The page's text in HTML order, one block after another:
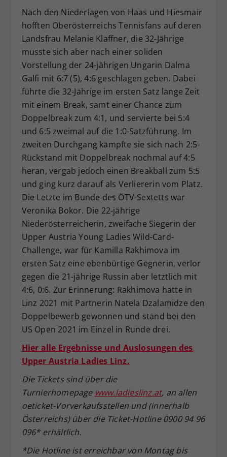
Nach den Niederlagen von Haas und Hiesmair
hofften Oberösterreichs Tennisfans auf deren
Landsfrau Melanie Klaffner, die 32-Jährige
musste sich aber nach einer soliden
Vorstellung der 24-jährigen Ungarin Dalma
Galfi mit 6:7 (5), 4:6 geschlagen geben. Dabei
führte die 32-Jährige im ersten Satz lange Zeit
mit einem Break, samt einer Chance zum
Doppelbreak zum 4:1, und servierte bei 5:4
und 6:5 zweimal auf die 1:0-Satzführung. Im
zweiten Durchgang kämpfte sie sich nach 2:5-
Rückstand mit Doppelbreak nochmal auf 4:5
heran, vergab jedoch einen Breakball zum 5:5
und ging kurz darauf als Verliererin vom Platz.
Die Letzte im Bunde des ÖTV-Sextetts war
Veronika Bokor. Die 22-jährige
Niederösterreicherin, zweifache Siegerin der
Upper Austria Young Ladies Wild-Card-
Challenge, war für Kamilla Rakhimova im
ersten Satz eine ebenbürtige Gegnerin, verlor
gegen die 21-jährige Russin aber letztlich mit
4:6, 0:6. Zur Erinnerung: Rakhimova hatte in
Linz 2021 mit Partnerin Natela Dzalamidze den
Doppelbewerb gewonnen und stand bei den
US Open 2021 im Einzel in Runde drei.
Hier alle Ergebnisse und Auslosungen des
Upper Austria Ladies Linz.
Die Tickets sind über die
Turnierhomepage www.ladieslinz.at, an allen
oeticket-Vorverkaufsstellen und (innerhalb
Österreichs) über die Ticket-Hotline 0900 94 96
096* erhältlich.
*Die Hotline ist erreichbar von Montag bis